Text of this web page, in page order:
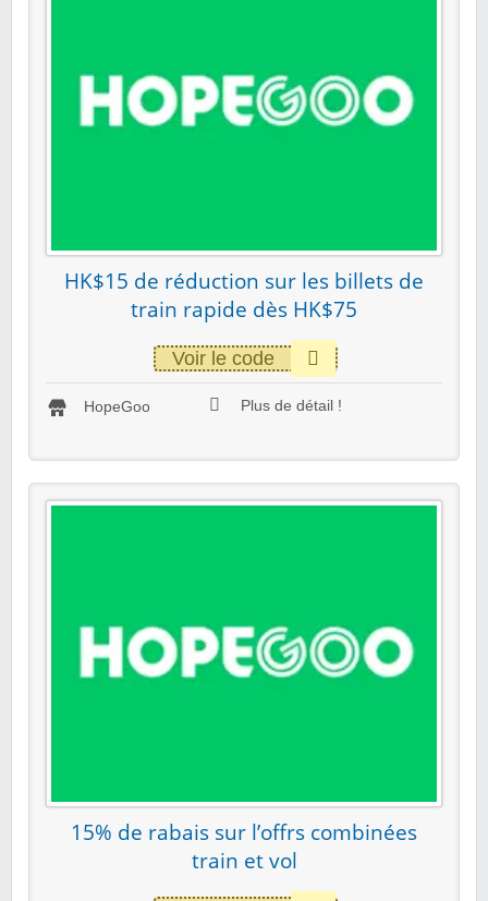
HK$15 de réduction sur les billets de
train rapide dès HK$75
Voir le code
HopeGoo Plus de détail !
15% de rabais sur l’offrs combinées
train et vol